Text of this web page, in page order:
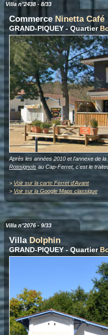
Villa n°2438 - 8/33
Commerce Ninetta Café
GRAND-PIQUEY - Quartier
Après les années 2010 et l'annexe de
Rossignolsau Cap-Ferret, c'est le
> Voir sur la carte Ferret d'Avant
> Voir sur la Google Maps classique
Villa n°2076 - 9/33
Villa Dolphin
GRAND-PIQUEY - Quartier